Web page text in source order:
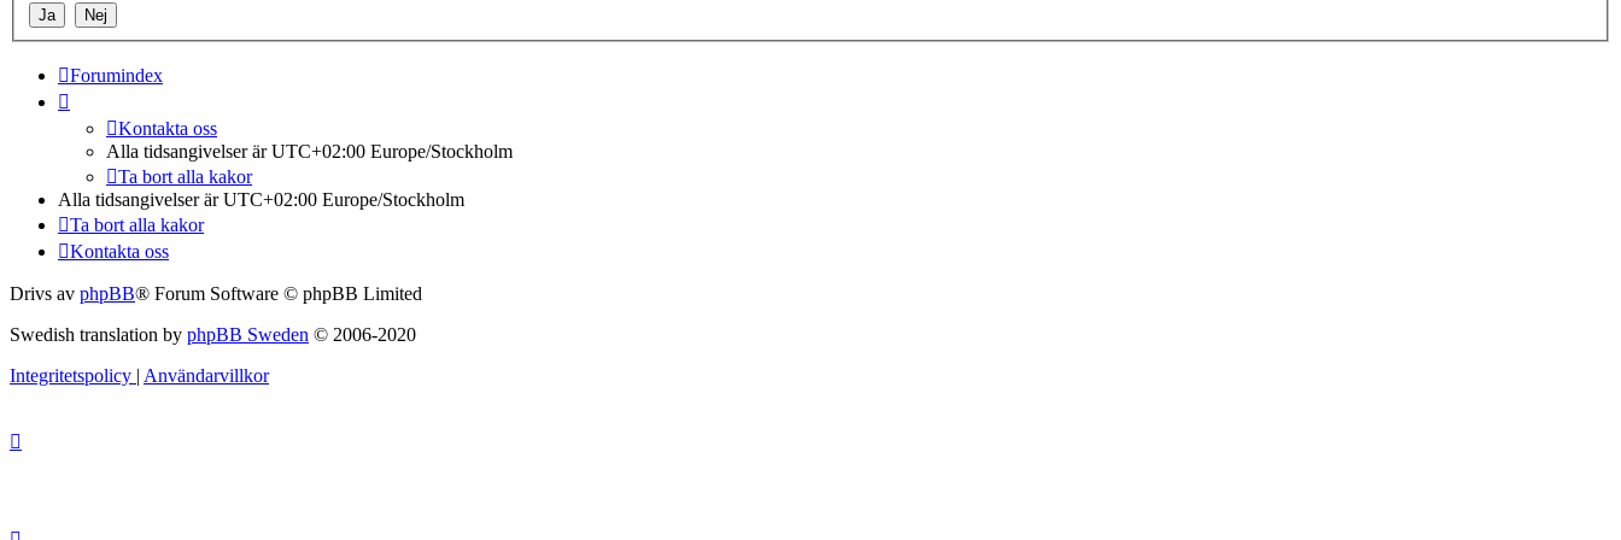
Forumindex
Kontakta oss
Alla tidsangivelser är UTC+02:00 Europe/Stockholm
Ta bort alla kakor
Alla tidsangivelser är UTC+02:00 Europe/Stockholm
Ta bort alla kakor
Kontakta oss
Drivs av phpBB® Forum Software © phpBB Limited
Swedish translation by phpBB Sweden © 2006-2020
Integritetspolicy | Användarvillkor